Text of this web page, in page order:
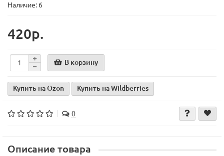
Наличие: 6
420р.
В корзину
Купить на Ozon Купить на Wildberries
0
Описание товара